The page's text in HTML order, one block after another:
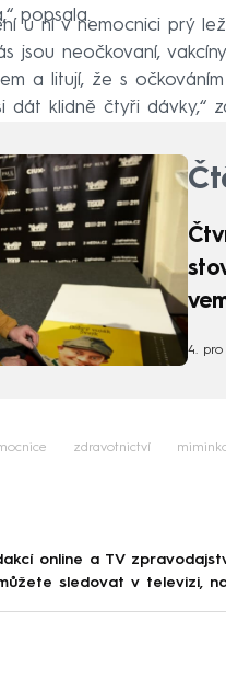
popsala.
u ní v nemocnici prý
jsou neočkovaní,
a litují, že s
dát klidně čtyři dávky,“
4. pro
zdravotnictví
online a TV
sledovat v televizi,